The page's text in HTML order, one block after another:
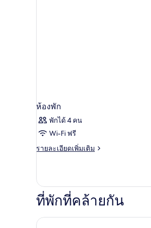
ห้องพัก
พักได้ 4 คน
Wi-Fi ฟรี
รายละเอียดเพิ่มเติม
ราย
เกี่ยว
กับ
ห้อง
ที่พักที่คล้ายกัน
คาโนปี้ บาย ฮิลตัน คาน์น